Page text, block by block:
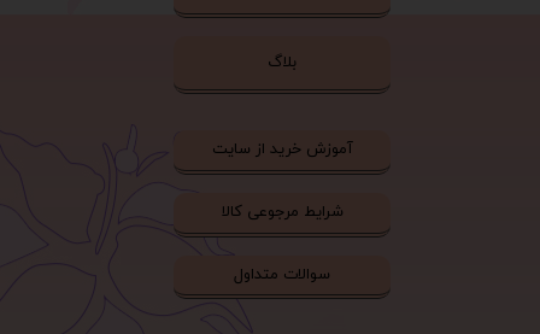
بلاگ
آموزش خرید از سایت
شرایط مرجوعی کالا
سوالات متداول